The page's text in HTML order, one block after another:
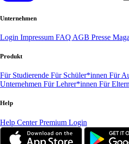
Unternehmen
Login Impressum FAQ AGB Presse
Produkt
Für Studierende Für Schüler*innen Für
Unternehmen Für Lehrer*innen Für Eltern
Help
Help CenterPremium Login